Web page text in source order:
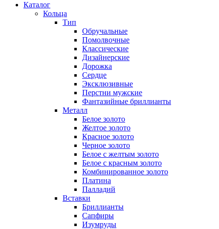
Каталог
Кольца
Тип
Обручальные
Помолвочные
Классические
Дизайнерские
Дорожка
Сердце
Эксклюзивные
Перстни мужские
Фантазийные бриллианты
Металл
Белое золото
Желтое золото
Красное золото
Черное золото
Белое с желтым золото
Белое с красным золото
Комбинированное золото
Платина
Палладий
Вставки
Бриллианты
Сапфиры
Изумруды